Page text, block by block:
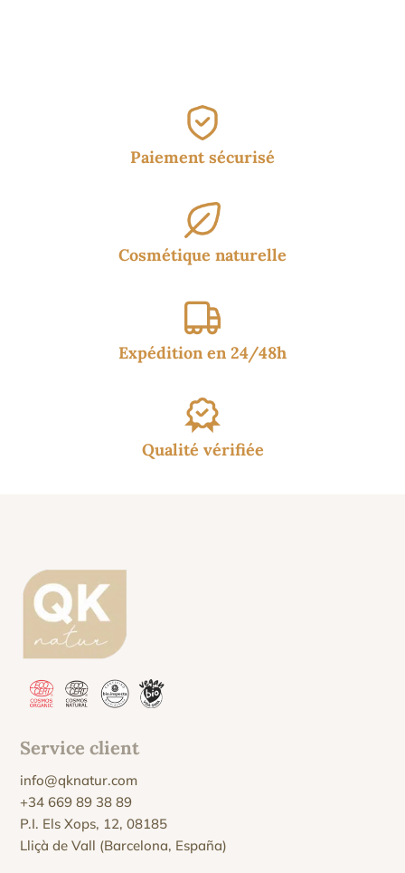
Paiement sécurisé
Cosmétique naturelle
Expédition en 24/48h
Qualité vérifiée
Service client
info@qknatur.com
+34 669 89 38 89
P.I. Els Xops, 12, 08185
Lliçà de Vall (Barcelona, España)